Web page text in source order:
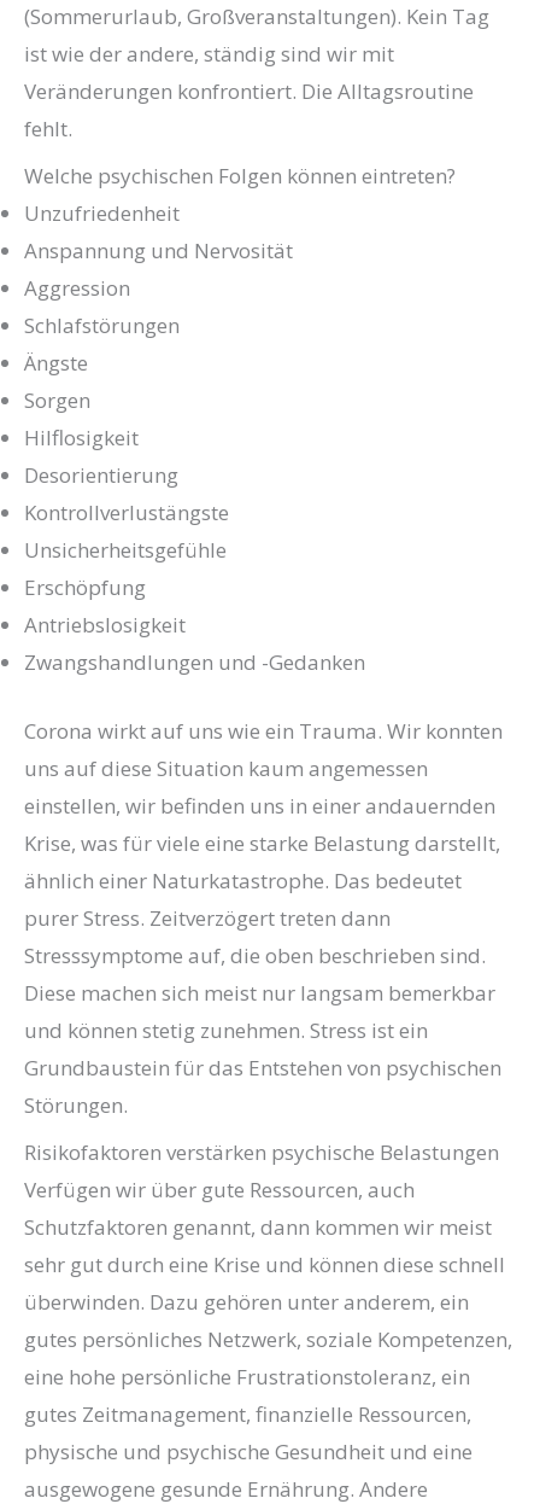
(Sommerurlaub, Großveranstaltungen). Kein Tag
ist wie der andere, ständig sind wir mit
Veränderungen konfrontiert. Die Alltagsroutine
fehlt.
Welche psychischen Folgen können eintreten?
Unzufriedenheit
Anspannung und Nervosität
Aggression
Schlafstörungen
Ängste
Sorgen
Hilflosigkeit
Desorientierung
Kontrollverlustängste
Unsicherheitsgefühle
Erschöpfung
Antriebslosigkeit
Zwangshandlungen und -Gedanken
Corona wirkt auf uns wie ein Trauma. Wir konnten
uns auf diese Situation kaum angemessen
einstellen, wir befinden uns in einer andauernden
Krise, was für viele eine starke Belastung darstellt,
ähnlich einer Naturkatastrophe. Das bedeutet
purer Stress. Zeitverzögert treten dann
Stresssymptome auf, die oben beschrieben sind.
Diese machen sich meist nur langsam bemerkbar
und können stetig zunehmen. Stress ist ein
Grundbaustein für das Entstehen von psychischen
Störungen.
Risikofaktoren verstärken psychische Belastungen
Verfügen wir über gute Ressourcen, auch
Schutzfaktoren genannt, dann kommen wir meist
sehr gut durch eine Krise und können diese schnell
überwinden. Dazu gehören unter anderem, ein
gutes persönliches Netzwerk, soziale Kompetenzen,
eine hohe persönliche Frustrationstoleranz, ein
gutes Zeitmanagement, finanzielle Ressourcen,
physische und psychische Gesundheit und eine
ausgewogene gesunde Ernährung. Andere